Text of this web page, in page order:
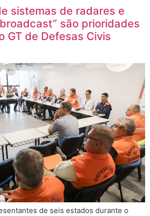
sistemas de radares e
são prioridades
GT de Defesas Civis
de seis estados durante o